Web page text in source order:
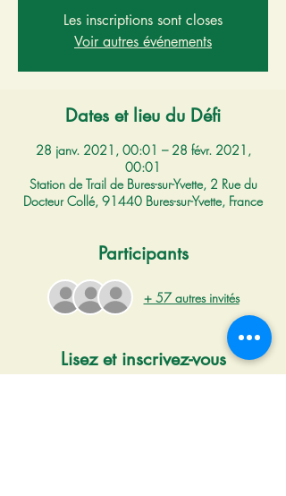
Les inscriptions sont closes
Voir autres événements
Dates et lieu du Défi
28 janv. 2021, 00:01 – 28 févr. 2021,
00:01
Station de Trail de Bures-sur-Yvette, 2 Rue du
Docteur Collé, 91440 Bures-sur-Yvette, France
Participants
+ 57 autres invités
Lisez et inscrivez-vous